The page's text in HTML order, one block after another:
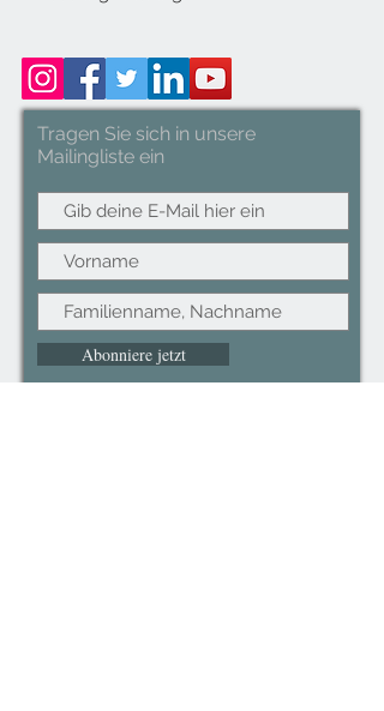
Tragen Sie sich in unsere
Mailingliste ein
Abonniere jetzt